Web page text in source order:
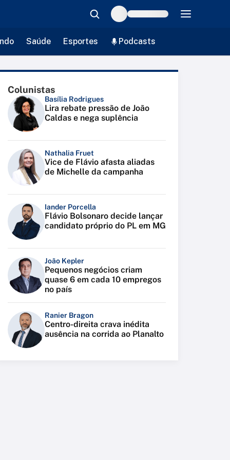
Saúde Esportes Podcasts
Colunistas
Basília Rodrigues
Lira rebate pressão de João
Caldas e nega suplência
Nathalia Fruet
Vice de Flávio afasta aliadas
de Michelle da campanha
Iander Porcella
Flávio Bolsonaro decide lançar
candidato próprio do PL em MG
João Kepler
Pequenos negócios criam
quase 6 em cada 10 empregos
no país
Ranier Bragon
Centro-direita crava inédita
ausência na corrida ao Planalto